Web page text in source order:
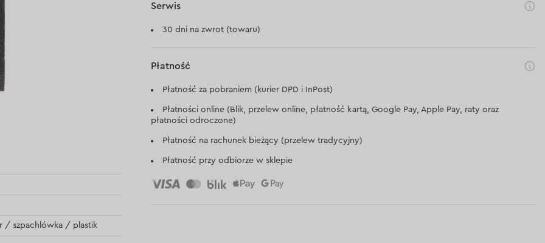
/ szpachlówka / plastik
Serwis
30 dni na zwrot (towaru)
Płatność
Płatność za pobraniem (kurier DPD i InPost)
Płatności online (Blik, przelew online, płatność kartą, Google Pay, Apple Pay, raty oraz
płatności odroczone)
Płatność na rachunek bieżący (przelew tradycyjny)
Płatność przy odbiorze w sklepie